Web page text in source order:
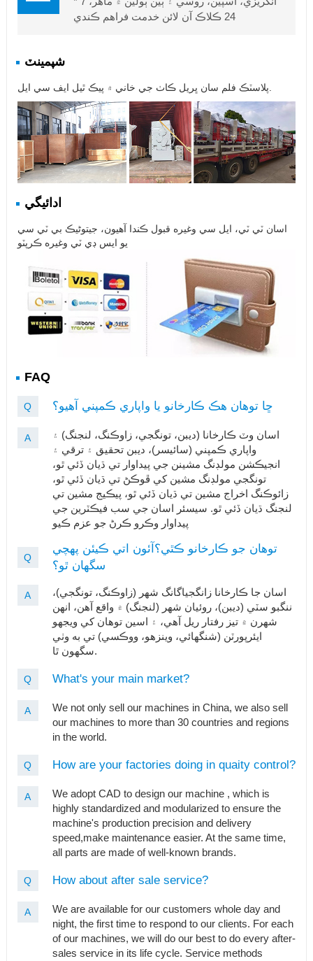
24 ڪلاڪ آن لائن خدمت فراهم ڪندي
شپمينٽ
ادائيگي
اسان ٽي ٽي، ايل سي وغيره قبول ڪندا آهيون، جيتوڻيڪ بي ٽي سي
يو ايس ڊي ٽي وغيره ڪرپٽو
FAQ
Q ڇا توهان هڪ ڪارخانو يا واپاري ڪمپني آهيو؟
A
اسان وٽ ڪارخانا (ديبن، تونگجي، زاوڪنگ، لنجنگ) ۽
واپاري ڪمپني (سائيسر)، ديبن تحقيق ۽ ترقي ۽
انجيڪشن مولڊنگ مشينن جي پيداوار تي ڌيان ڏئي ٿو،
تونگجي مولڊنگ مشين کي ڦوڪڻ تي ڌيان ڏئي ٿو،
زائوڪنگ اخراج مشين تي ڌيان ڏئي ٿو، پيڪيج مشين تي
لنجنگ ڌيان ڏئي ٿو. سيسئر اسان جي سب فيڪٽرين جي
پيداوار وڪرو ڪرڻ جو عزم ڪيو
Q
توهان جو ڪارخانو ڪٿي؟آئون اتي ڪيئن پهچي
سگهان ٿو؟
A
اسان جا ڪارخانا زانگجياگانگ شهر (زاوڪنگ، تونگجي)،
ننگبو سٽي (ديبن)، روئيان شهر (لنجنگ) ۾ واقع آهن، انهن
شهرن ۾ تيز رفتار ريل آهي، ۽ اسين توهان کي ويجهو
ايئرپورٽن (شنگھائي، وينزهو، ووڪسي) تي به وٺي
سگهون ٿا.
Q What's your main market?
A
We not only sell our machines in China, we also sell
our machines to more than 30 countries and regions
in the world.
Q How are your factories doing in quaity control?
A
We adopt CAD to design our machine , which is
highly standardized and modularized to ensure the
machine's production precision and delivery
speed,make maintenance easier. At the same time,
all parts are made of well-known brands.
Q How about after sale service?
A
We are available for our customers whole day and
night, the first time to respond to our clients. For each
of our machines, we will do our best to do every after-
sales service in its life cycle. Service methods